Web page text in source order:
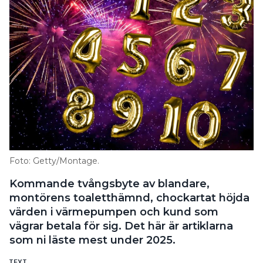
Foto: Getty/Montage.
Kommande tvångsbyte av blandare,
montörens toaletthämnd, chockartat höjda
värden i värmepumpen och kund som
vägrar betala för sig. Det här är artiklarna
som ni läste mest under 2025.